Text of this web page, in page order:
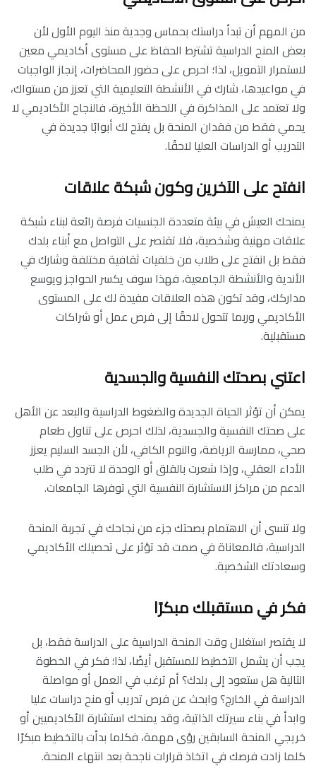
من المهم أن تبدأ دراستك بحماس وجدية منذ اليوم الأول لأن
بعض المنح الدراسية تشترط الحفاظ على مستوى أكاديمي معين
لاستمرار التمويل، لذا؛ احرص على حضور المحاضرات، إنجاز الواجبات
في مواعيدها، شارك في الأنشطة التعليمية التي تعزز من مستواك،
ولا تعتمد على المذاكرة في اللحظة الأخيرة، فالنجاح الأكاديمي لا
يحمي فقط من فقدان المنحة بل يفتح لك أبوابًا جديدة في
التدريب أو الدراسات العليا لاحقًا.
انفتح على الآخرين وكون شبكة علاقات
يمنحك العيش في بيئة متعددة الجنسيات فرصة رائعة لبناء شبكة
علاقات مهنية وشخصية، فلا تقتصر على التواصل مع أبناء بلدك
فقط بل انفتح على طلاب من خلفيات ثقافية مختلفة وشارك في
الأندية والأنشطة الجامعية، فهذا سوف يكسر الحواجز ويوسع
مداركك، وقد تكون هذه العلاقات مفيدة لك على المستوى
الأكاديمي وربما تتحول لاحقًا إلى فرص عمل أو شراكات
مستقبلية.
اعتني بصحتك النفسية والجسدية
يمكن أن تؤثر الحياة الجديدة والضغوط الدراسية والبعد عن الأهل
على صحتك النفسية والجسدية، لذلك احرص على تناول طعام
صحي، ممارسة الرياضة، والنوم الكافي، لأن الجسد السليم يعزز
الأداء العقلي، وإذا شعرت بالقلق أو الوحدة لا تتردد في طلب
الدعم من مراكز الاستشارة النفسية التي توفرها الجامعات.
ولا تنسى أن الاهتمام بصحتك جزء من نجاحك في تجربة المنحة
الدراسية، فالمعاناة في صمت قد تؤثر على تحصيلك الأكاديمي
وسعادتك الشخصية.
فكر في مستقبلك مبكرًا
لا يقتصر استغلال وقت المنحة الدراسية على الدراسة فقط، بل
يجب أن يشمل التخطيط للمستقبل أيضًا، لذا؛ فكر في الخطوة
التالية هل ستعود إلى بلدك؟ أم ترغب في العمل أو مواصلة
الدراسة في الخارج؟ وابحث عن فرص تدريب أو منح دراسات عليا
وابدأ في بناء سيرتك الذاتية، وقد يمنحك استشارة الأكاديميين أو
خريجي المنحة السابقين رؤى مهمة، فكلما بدأت بالتخطيط مبكرًا
كلما زادت فرصك في اتخاذ قرارات ناجحة بعد انتهاء المنحة.